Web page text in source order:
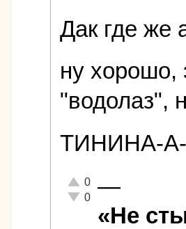
Дак где же
ну хорошо,
"водолаз",
ТИНИНА-А-
Отлично!
0
Неадекватно!
0 —
«Не